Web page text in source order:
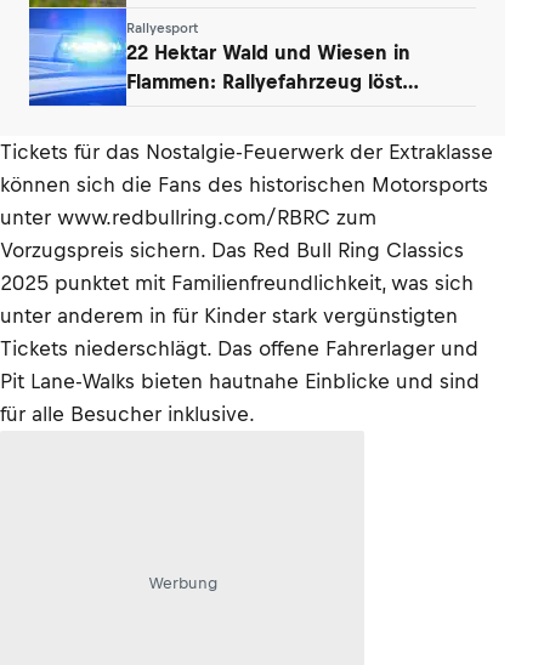
Rallyesport
22 Hektar Wald und Wiesen in
Flammen: Rallyefahrzeug löst
Tickets für das Nostalgie-Feuerwerk der Extraklasse
können sich die Fans des historischen Motorsports
unter www.redbullring.com/RBRC zum
Vorzugspreis sichern. Das Red Bull Ring Classics
2025 punktet mit Familienfreundlichkeit, was sich
unter anderem in für Kinder stark vergünstigten
Tickets niederschlägt. Das offene Fahrerlager und
Pit Lane-Walks bieten hautnahe Einblicke und sind
für alle Besucher inklusive.
Werbung